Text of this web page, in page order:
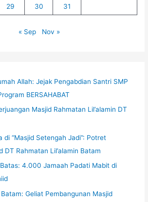
29 30 31
« Sep Nov »
Allah: Jejak Pengabdian Santri SMP
BERSAHABAT
Masjid Rahmatan Lil’alamin DT
di “Masjid Setengah Jadi”: Potret
DT Rahmatan Lil’alamin Batam
4.000 Jamaah Padati Mabit di
Geliat Pembangunan Masjid